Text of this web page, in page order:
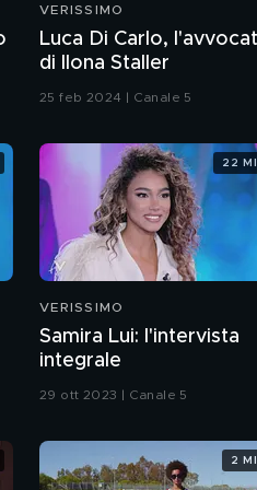
PROSSIMO VIDEO
Piero
Il
non
VERISSIMO
Luca Di Carlo,
di Ilona Staller
25 feb 2024 | Canale 5
VERISSIMO
Samira Lui: l'intervista
integrale
29 ott 2023 | Canale 5
22
2